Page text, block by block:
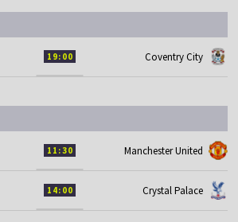
19:00 Coventry City
11:30 Manchester United
14:00 Crystal Palace